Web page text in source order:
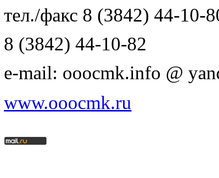
тел./факс 8 (3842) 44-10-
8 (3842) 44-10-82
e-mail: ooocmk.info @
www.ooocmk.ru